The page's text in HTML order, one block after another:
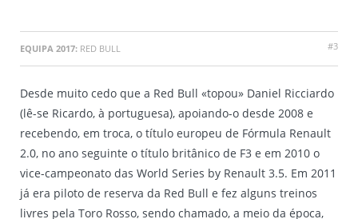
EQUIPA 2017: RED BULL #3
Desde muito cedo que a Red Bull «topou» Daniel Ricciardo
(lê-se Ricardo, à portuguesa), apoiando-o desde 2008 e
recebendo, em troca, o título europeu de Fórmula Renault
2.0, no ano seguinte o título britânico de F3 e em 2010 o
vice-campeonato das World Series by Renault 3.5. Em 2011
já era piloto de reserva da Red Bull e fez alguns treinos
livres pela Toro Rosso, sendo chamado, a meio da época,